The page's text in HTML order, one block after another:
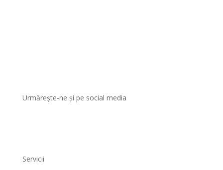
Urmărește-ne și pe social media
Servicii